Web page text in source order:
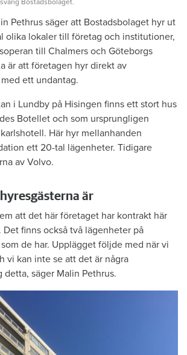
Bostadsbolaget.
Pethrus säger att Bostadsbolaget hyr ut
olika lokaler till företag och institutioner,
till Chalmers och Göteborgs
är att företagen hyr direkt av
ett undantag.
i Lundby på Hisingen finns ett stort hus
Botellet och som ursprungligen
Här hyr mellanhanden
ett 20-tal lägenheter. Tidigare
av Volvo.
är
att det här företaget har kontrakt här
finns också två lägenheter på
de har. Upplägget följde med när vi
vi kan inte se att det är några
säger Malin Pethrus.